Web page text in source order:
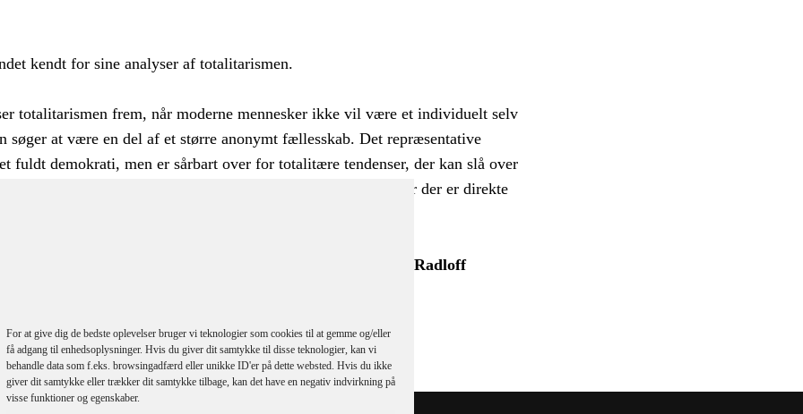
For at give dig de bedste oplevelser bruger vi teknologier som cookies til at gemme og/eller
få adgang til enhedsoplysninger. Hvis du giver dit samtykke til disse teknologier, kan vi
behandle data som f.eks. browsingadfærd eller unikke ID'er på dette websted. Hvis du ikke
giver dit samtykke eller trækker dit samtykke tilbage, kan det have en negativ indvirkning på
visse funktioner og egenskaber.
kendt for sine analyser af totalitarismen.
totalitarismen frem, når moderne mennesker ikke vil være et individuelt selv
søger at være en del af et større anonymt fællesskab. Det repræsentative
fuldt demokrati, men er sårbart over for totalitære tendenser, der kan slå over
er det egentlige fuldt demokratiske fællesskab, hvor der er direkte
Sammlung Fotografie, Archiv Barbara Niggl Radloff